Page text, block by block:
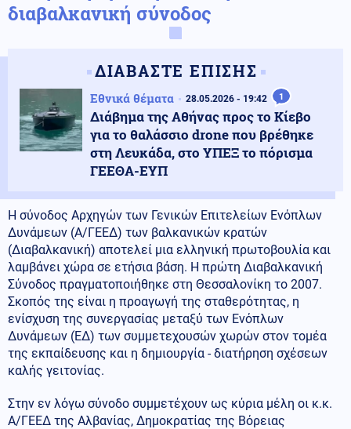
διαβαλκανική σύνοδος
ΔΙΑΒΑΣΤΕ ΕΠΙΣΗΣ
Εθνικά θέματα 28.05.2026 - 19:42 1
Διάβημα της Αθήνας προς το Κίεβο
για το θαλάσσιο drone που βρέθηκε
στη Λευκάδα, στο ΥΠΕΞ το πόρισμα
ΓΕΕΘΑ-ΕΥΠ
Η σύνοδος Αρχηγών των Γενικών Επιτελείων Ενόπλων
Δυνάμεων (Α/ΓΕΕΔ) των βαλκανικών κρατών
(Διαβαλκανική) αποτελεί μια ελληνική πρωτοβουλία και
λαμβάνει χώρα σε ετήσια βάση. Η πρώτη Διαβαλκανική
Σύνοδος πραγματοποιήθηκε στη Θεσσαλονίκη το 2007.
Σκοπός της είναι η προαγωγή της σταθερότητας, η
ενίσχυση της συνεργασίας μεταξύ των Ενόπλων
Δυνάμεων (ΕΔ) των συμμετεχουσών χωρών στον τομέα
της εκπαίδευσης και η δημιουργία - διατήρηση σχέσεων
καλής γειτονίας.
Στην εν λόγω σύνοδο συμμετέχουν ως κύρια μέλη οι κ.κ.
Α/ΓΕΕΔ της Αλβανίας, Δημοκρατίας της Βόρειας